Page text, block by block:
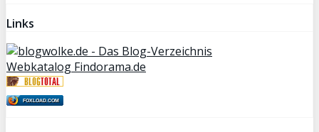
Links
Webkatalog Findorama.de
FOXLOAD.COM